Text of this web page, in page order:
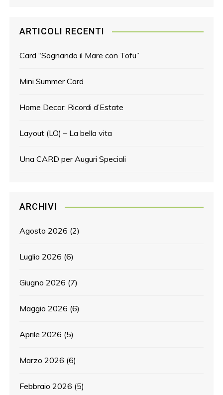
ARTICOLI RECENTI
Card “Sognando il Mare con Tofu”
Mini Summer Card
Home Decor: Ricordi d’Estate
Layout (LO) – La bella vita
Una CARD per Auguri Speciali
ARCHIVI
Agosto 2026 (2)
Luglio 2026 (6)
Giugno 2026 (7)
Maggio 2026 (6)
Aprile 2026 (5)
Marzo 2026 (6)
Febbraio 2026 (5)